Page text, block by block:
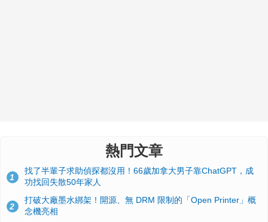
熱門文章
1
找了半輩子求助偵探都沒用！66歲加拿大男子靠ChatGPT，成
功找回失散50年家人
2
打破大廠墨水綁架！開源、無 DRM 限制的「Open Printer」概
念機亮相